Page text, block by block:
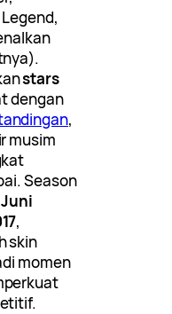
stars
dengan
,
musim
Season
Juni
,
skin
momen